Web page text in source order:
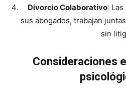
Divorcio Colaborativo:
sus abogados, trabajan
sin
Consideraciones